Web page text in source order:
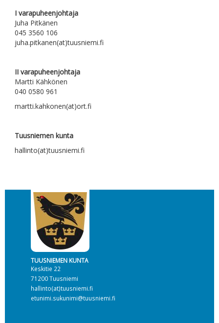
I varapuheenjohtaja
Juha Pitkänen
045 3560 106
juha.pitkanen(at)tuusniemi.fi
II varapuheenjohtaja
Martti Kähkönen
040 0580 961
martti.kahkonen(at)ort.fi
Tuusniemen kunta
hallinto(at)tuusniemi.fi
TUUSNIEMEN KUNTA
Keskitie 22
71200 Tuusniemi
hallinto(at)tuusniemi.fi
etunimi.sukunimi@tuusniemi.fi